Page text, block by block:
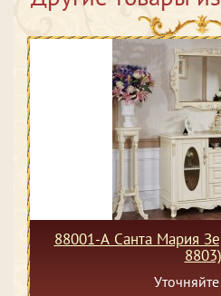
88001-А Санта Мария
8803)